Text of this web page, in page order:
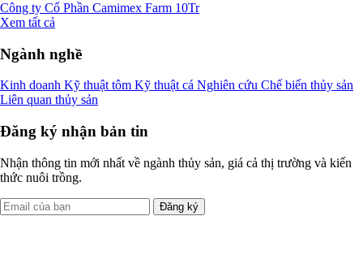
Công ty Cổ Phần Camimex Farm 10Tr
Xem tất cả
Ngành nghề
Kinh doanh Kỹ thuật tôm Kỹ thuật cá Nghiên cứu Chế biến thủy sản
Liên quan thủy sản
Đăng ký nhận bản tin
Nhận thông tin mới nhất về ngành thủy sản, giá cả thị trường và kiến
thức nuôi trồng.
Đăng ký